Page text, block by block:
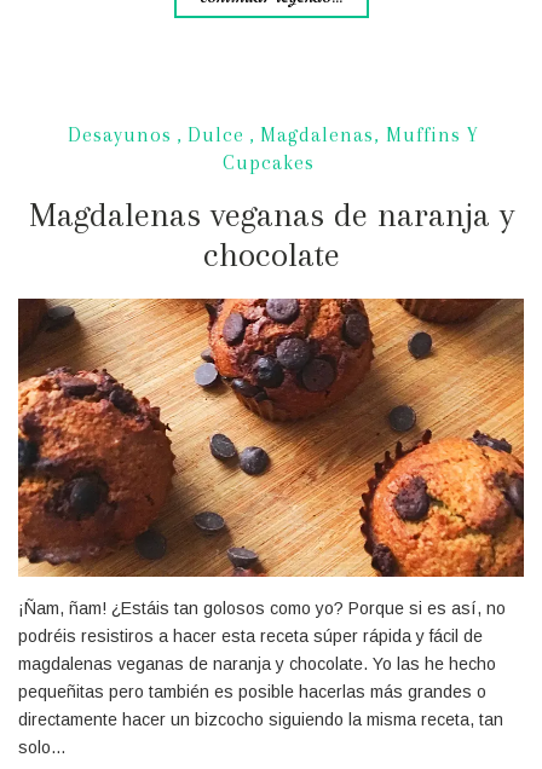
Desayunos , Dulce , Magdalenas, Muffins Y
Cupcakes
Magdalenas veganas de naranja y
chocolate
¡Ñam, ñam! ¿Estáis tan golosos como yo? Porque si es así, no
podréis resistiros a hacer esta receta súper rápida y fácil de
magdalenas veganas de naranja y chocolate. Yo las he hecho
pequeñitas pero también es posible hacerlas más grandes o
directamente hacer un bizcocho siguiendo la misma receta, tan
solo…